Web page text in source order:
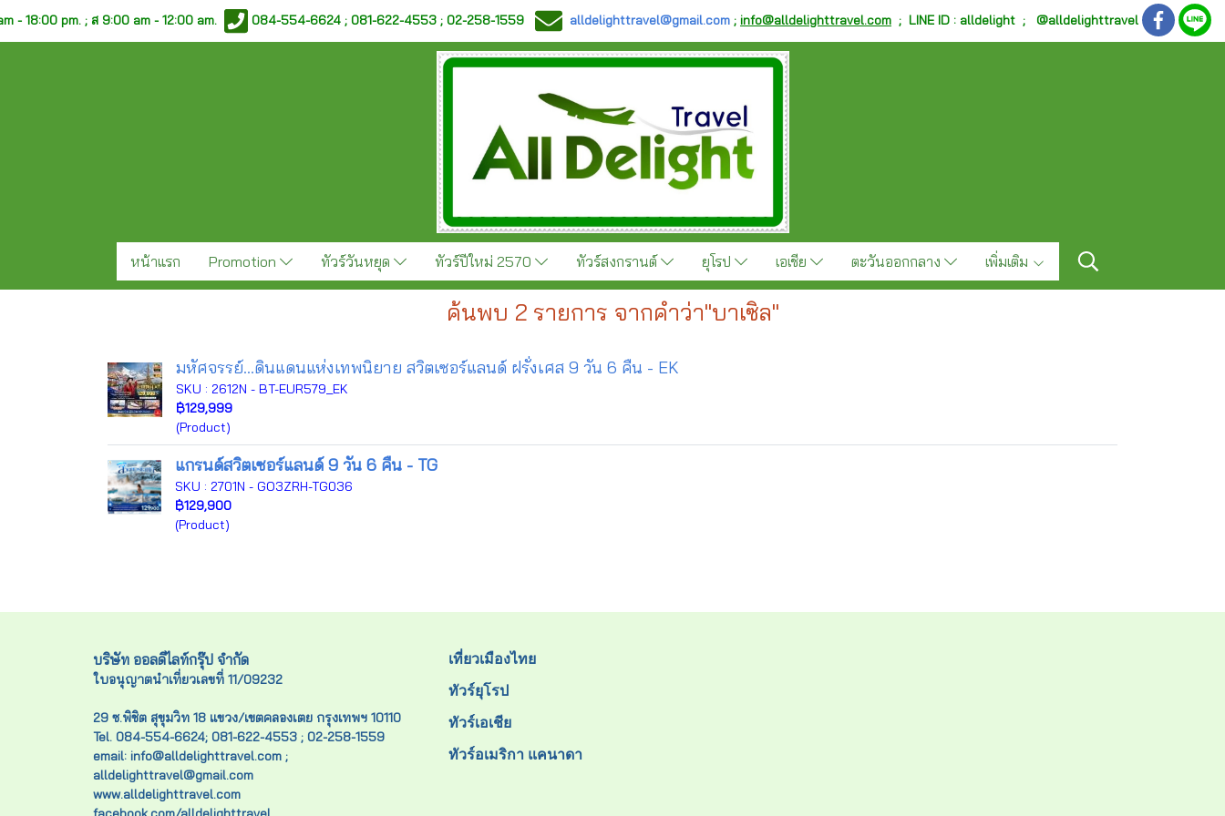
- 18:00 pm. ;ส 9:00 am - 12:00 am. 084-554-6624 ; 081-622-4553 ; 02-258-1559 alldelighttravel@gmail.com ; info@alldelighttravel.com ; LINE ID : alldelight ; @alldelighttravel
หน้าแรก Promotion ทัวร์วันหยุด ทัวร์ปีใหม่ 2570 ทัวร์สงกรานต์ ยุโรป เอเชีย ตะวันออกกลาง เพิ่มเติม
ค้นพบ 2 รายการ จากคำว่า"บาเซิล"
มหัศจรรย์...ดินแดนแห่งเทพนิยาย สวิตเซอร์แลนด์ ฝรั่งเศส 9 วัน 6 คืน - EK
SKU : 2612N - BT-EUR579_EK
฿129,999
(Product)
แกรนด์สวิตเซอร์แลนด์ 9 วัน 6 คืน - TG
SKU : 2701N - GO3ZRH-TG036
฿129,900
(Product)
บริษัท ออลดีไลท์กรุ๊ป จำกัด
ใบอนุญาตนำเที่ยวเลขที่ 11/09232
29 ซ.พิชิต สุขุมวิท 18 แขวง/เขตคลองเตย กรุงเทพฯ 10110
Tel. 084-554-6624; 081-622-4553 ; 02-258-1559
email: info@alldelighttravel.com ;
alldelighttravel@gmail.com
www.alldelighttravel.com
เที่ยวเมืองไทย
ทัวร์ยุโรป
ทัวร์เอเชีย
ทัวร์อเมริกา แคนาดา